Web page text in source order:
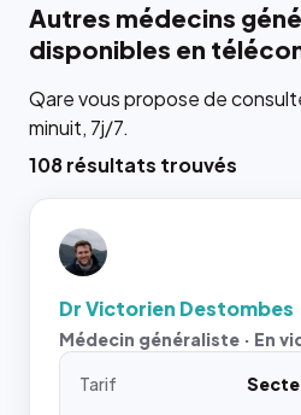
Autres médecins
disponibles en
Qare vous propose de
minuit, 7j/7.
108 résultats trouvés
Dr Victorien Destombes
Médecin généraliste · En
Tarif